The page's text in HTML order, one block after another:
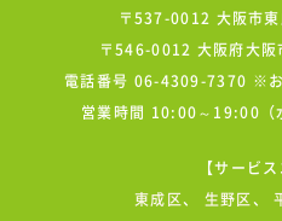
〒537-0012 大阪市
〒546-0012 大阪府大
電話番号 06-4309-7370 ※お
営業時間 10:00～19:00（
【サービス
東成区、 生野区 、